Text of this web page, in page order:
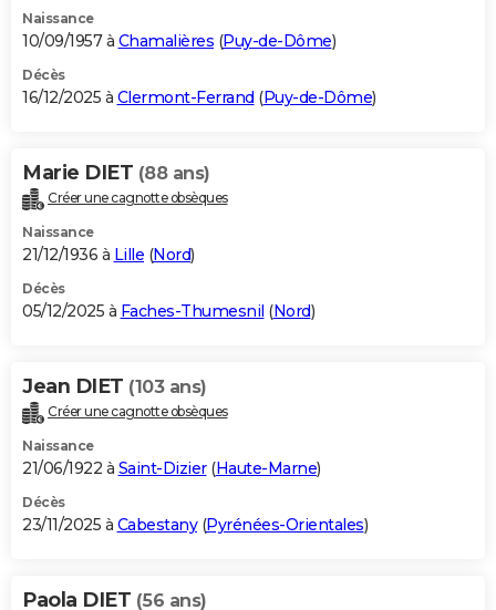
Naissance
10/09/1957 à Chamalières (Puy-de-Dôme)
Décès
16/12/2025 à Clermont-Ferrand (Puy-de-Dôme)
Marie DIET (88 ans)
Créer une cagnotte obsèques
Naissance
21/12/1936 à Lille (Nord)
Décès
05/12/2025 à Faches-Thumesnil (Nord)
Jean DIET (103 ans)
Créer une cagnotte obsèques
Naissance
21/06/1922 à Saint-Dizier(Haute-Marne)
Décès
23/11/2025 à Cabestany(Pyrénées-Orientales)
Paola DIET (56 ans)